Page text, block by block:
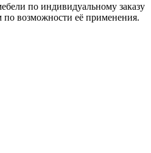
по индивидуальному заказу
по возможности её применения.